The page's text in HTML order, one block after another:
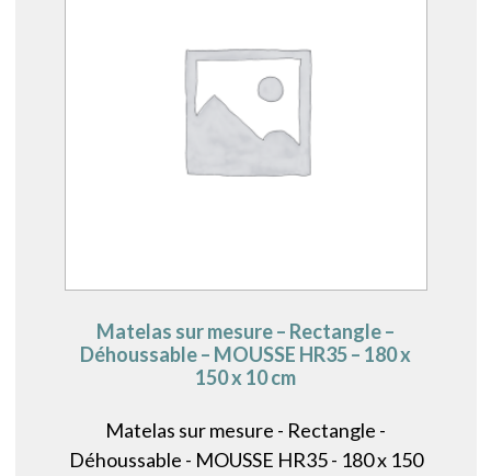
Matelas sur mesure – Rectangle –
Déhoussable – MOUSSE HR35 – 180 x
150 x 10 cm
Matelas sur mesure - Rectangle -
Déhoussable - MOUSSE HR35 - 180 x 150